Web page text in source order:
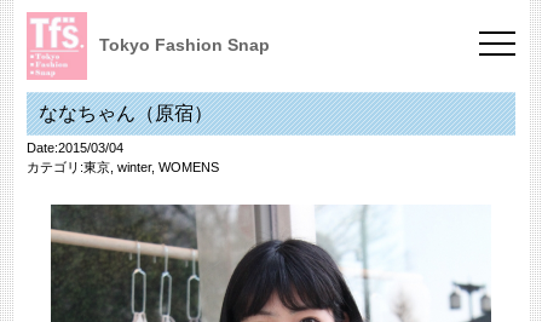
Tokyo Fashion Snap
ななちゃん（原宿）
Date:2015/03/04
カテゴリ:東京, winter, WOMENS